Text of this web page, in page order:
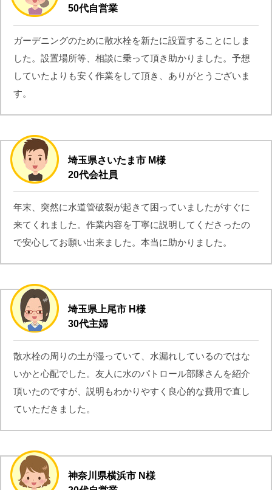
50代自営業
ガーデニングのために散水栓を新たに設置することにしま
した。設置場所等、相談に乗って頂き助かりました。予想
していたよりも安く作業をして頂き、ありがとうございま
す。
埼玉県さいたま市 M様
20代会社員
年末、突然に水道管破裂が起きて困っていましたがすぐに
来てくれました。作業内容を丁寧に説明してくださったの
で安心してお願い出来ました。本当に助かりました。
埼玉県上尾市 H様
30代主婦
散水栓の周りの土が湿っていて、水漏れしているのではな
いかと心配でした。友人に水のパトロール部隊さんを紹介
頂いたのですが、説明もわかりやすく良心的な費用で直し
ていただきました。
神奈川県横浜市 N様